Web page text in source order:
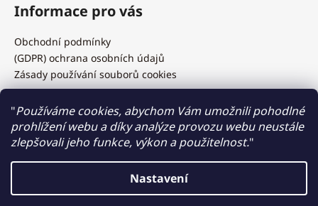
"Používáme cookies, abychom Vám umožnili pohodlné
prohlížení webu a díky analýze provozu webu neustále
zlepšovali jeho funkce, výkon a použitelnost."
Nastavení
Informace pro vás
Obchodní podmínky
(GDPR) ochrana osobních údajů
Zásady používání souborů cookies
Hodinky Dušek.cz